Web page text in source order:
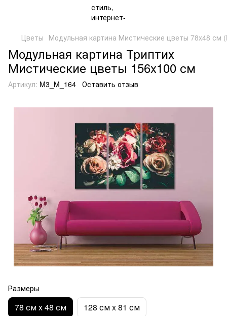
Цветы Модульная картина Мистические цветы 78x48 см
Модульная картина Триптих
Мистические цветы 156x100 см
Артикул: M3_M_164 Оставить отзыв
Размеры
78 см x 48 см 128 см x 81 см